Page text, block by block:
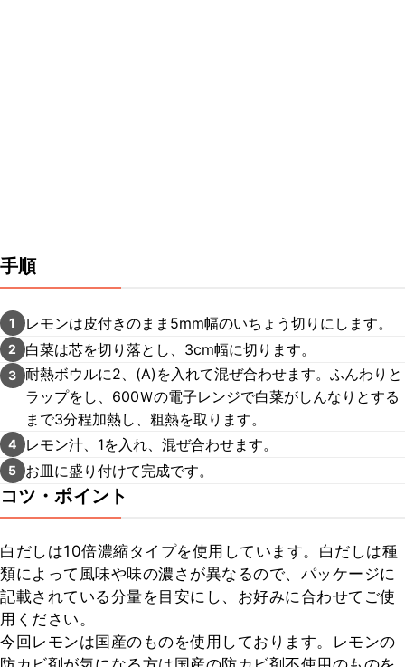
手順
1 レモンは皮付きのまま5mm幅のいちょう切りにします。
2 白菜は芯を切り落とし、3cm幅に切ります。
3 耐熱ボウルに2、(A)を入れて混ぜ合わせます。ふんわりと
ラップをし、600Ｗの電子レンジで白菜がしんなりとする
まで3分程加熱し、粗熱を取ります。
4 レモン汁、1を入れ、混ぜ合わせます。
5 お皿に盛り付けて完成です。
コツ・ポイント
白だしは10倍濃縮タイプを使用しています。白だしは種
類によって風味や味の濃さが異なるので、パッケージに
記載されている分量を目安にし、お好みに合わせてご使
用ください。
今回レモンは国産のものを使用しております。レモンの